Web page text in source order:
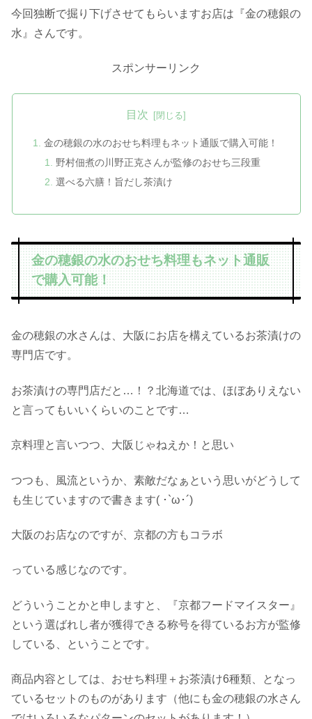
今回独断で掘り下げさせてもらいますお店は『金の穂銀の
水』さんです。
スポンサーリンク
目次
金の穂銀の水のおせち料理もネット通販で購入可能！
野村佃煮の川野正克さんが監修のおせち三段重
選べる六膳！旨だし茶漬け
金の穂銀の水のおせち料理もネット通販
で購入可能！
金の穂銀の水さんは、大阪にお店を構えているお茶漬けの
専門店です。
お茶漬けの専門店だと…！？北海道では、ほぼありえない
と言ってもいいくらいのことです…
京料理と言いつつ、大阪じゃねえか！と思い
つつも、風流というか、素敵だなぁという思いがどうして
も生じていますので書きます( ･`ω･´)
大阪のお店なのですが、京都の方もコラボ
っている感じなのです。
どういうことかと申しますと、『京都フードマイスター』
という選ばれし者が獲得できる称号を得ているお方が監修
している、ということです。
商品内容としては、おせち料理＋お茶漬け6種類、となっ
ているセットのものがあります（他にも金の穂銀の水さん